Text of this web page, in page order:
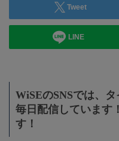
Tweet
LINE
WiSEのSNSでは、
毎日配信しています
す！